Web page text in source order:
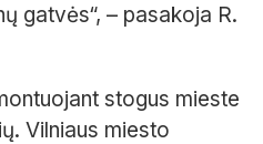
gatvės“, – pasakoja R.
stogus mieste
Vilniaus miesto